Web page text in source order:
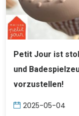
Petit Jour ist
und
vorzustellen!
2025-05-04